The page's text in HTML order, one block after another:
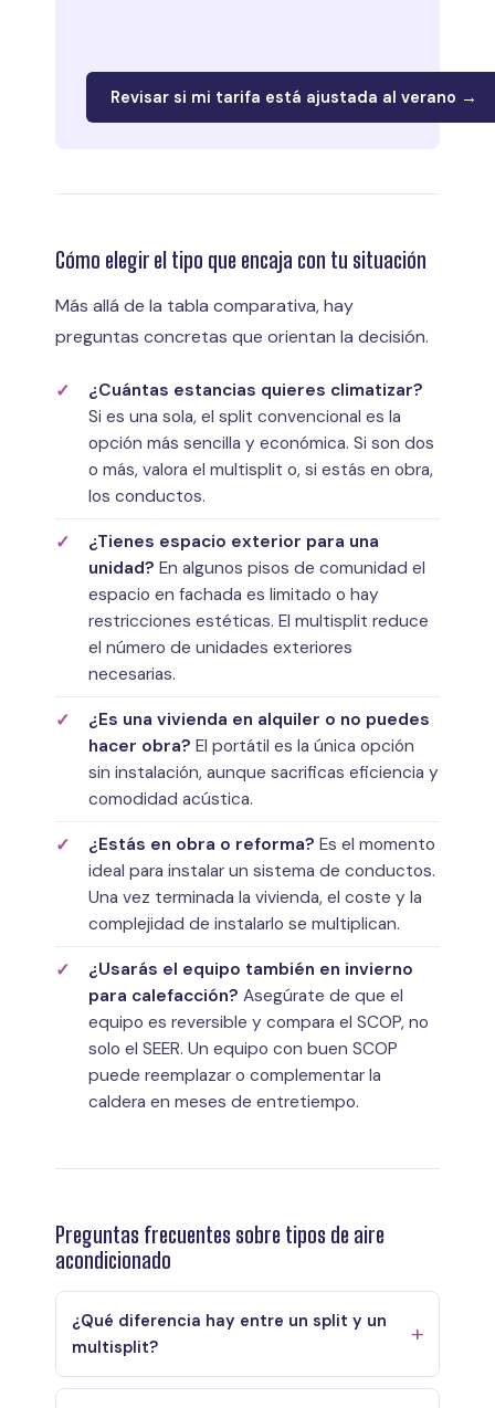
Revisar si mi tarifa está ajustada al verano →
Cómo elegir el tipo que encaja con tu situación
Más allá de la tabla comparativa, hay
preguntas concretas que orientan la decisión.
¿Cuántas estancias quieres climatizar?
Si es una sola, el split convencional es la
opción más sencilla y económica. Si son dos
o más, valora el multisplit o, si estás en obra,
los conductos.
¿Tienes espacio exterior para una
unidad? En algunos pisos de comunidad el
espacio en fachada es limitado o hay
restricciones estéticas. El multisplit reduce
el número de unidades exteriores
necesarias.
¿Es una vivienda en alquiler o no puedes
hacer obra? El portátil es la única opción
sin instalación, aunque sacrificas eficiencia y
comodidad acústica.
¿Estás en obra o reforma? Es el momento
ideal para instalar un sistema de conductos.
Una vez terminada la vivienda, el coste y la
complejidad de instalarlo se multiplican.
¿Usarás el equipo también en invierno
para calefacción? Asegúrate de que el
equipo es reversible y compara el SCOP, no
solo el SEER. Un equipo con buen SCOP
puede reemplazar o complementar la
caldera en meses de entretiempo.
Preguntas frecuentes sobre tipos de aire
acondicionado
¿Qué diferencia hay entre un split y un
multisplit?